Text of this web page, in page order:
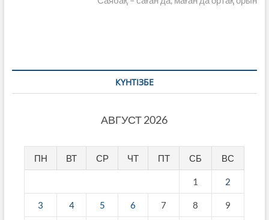
КҮНТІЗБЕ
АВГУСТ 2026
ПН ВТ СР ЧТ ПТ СБ ВС
1 2
3 4 5 6 7 8 9